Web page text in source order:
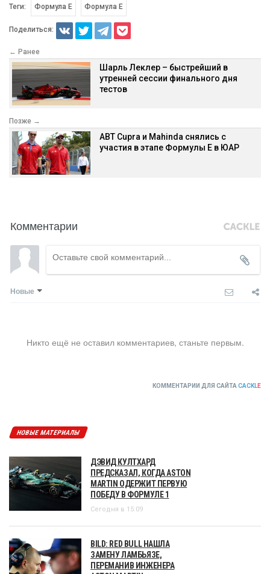
Теги: Формула E Формула Е
Поделиться:
← Ранее
Шарль Леклер – быстрейший в
утренней сессии финального дня
тестов
Позже →
ABT Cupra и Mahinda снялись с
участия в этапе Формулы Е в ЮАР
Комментарии
Новые
Никто ещё не оставил комментариев, станьте первым.
КОММЕНТАРИИ ДЛЯ САЙТА CACKLE
НОВЫЕ МАТЕРИАЛЫ
ДЭВИД КУЛТХАРД
ПРЕДСКАЗАЛ, КОГДА ASTON
MARTIN ОДЕРЖИТ ПЕРВУЮ
ПОБЕДУ В ФОРМУЛЕ 1
Сегодня в 15:09
BILD: RED BULL НАШЛА
ЗАМЕНУ ЛАМБЬЯЗЕ,
ПЕРЕМАНИВ ИНЖЕНЕРА